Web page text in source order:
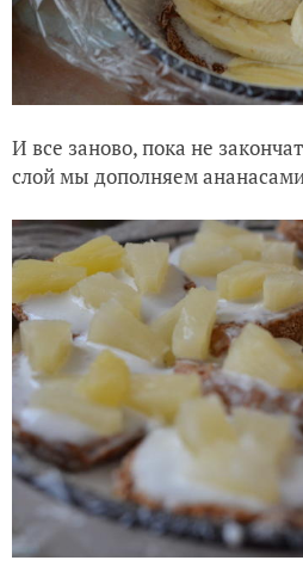
И все заново, пока не
слой мы дополняем